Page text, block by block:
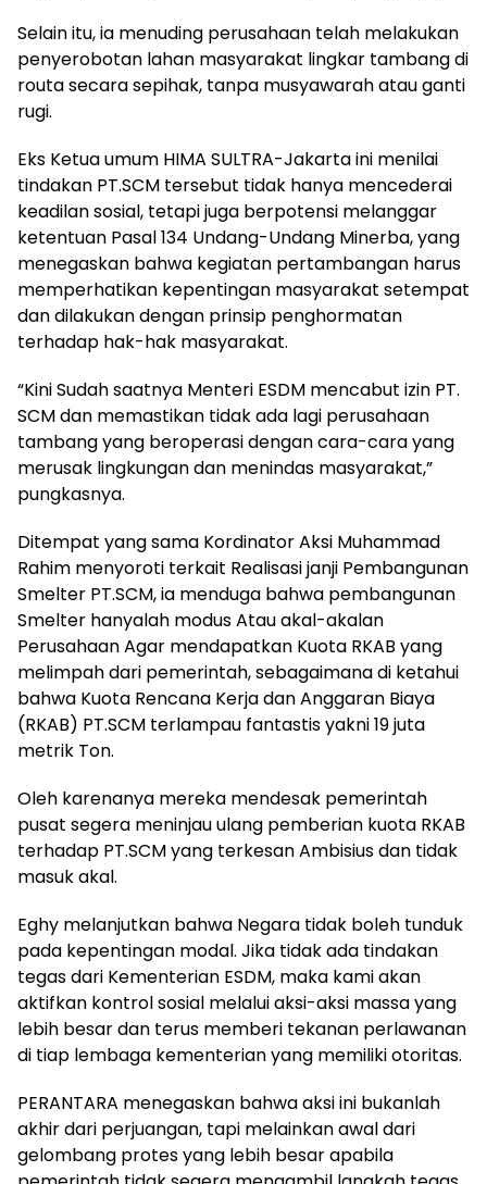
Selain itu, ia menuding perusahaan telah melakukan
penyerobotan lahan masyarakat lingkar tambang di
routa secara sepihak, tanpa musyawarah atau ganti
rugi.
Eks Ketua umum HIMA SULTRA-Jakarta ini menilai
tindakan PT.SCM tersebut tidak hanya mencederai
keadilan sosial, tetapi juga berpotensi melanggar
ketentuan Pasal 134 Undang-Undang Minerba, yang
menegaskan bahwa kegiatan pertambangan harus
memperhatikan kepentingan masyarakat setempat
dan dilakukan dengan prinsip penghormatan
terhadap hak-hak masyarakat.
“Kini Sudah saatnya Menteri ESDM mencabut izin PT.
SCM dan memastikan tidak ada lagi perusahaan
tambang yang beroperasi dengan cara-cara yang
merusak lingkungan dan menindas masyarakat,”
pungkasnya.
Ditempat yang sama Kordinator Aksi Muhammad
Rahim menyoroti terkait Realisasi janji Pembangunan
Smelter PT.SCM, ia menduga bahwa pembangunan
Smelter hanyalah modus Atau akal-akalan
Perusahaan Agar mendapatkan Kuota RKAB yang
melimpah dari pemerintah, sebagaimana di ketahui
bahwa Kuota Rencana Kerja dan Anggaran Biaya
(RKAB) PT.SCM terlampau fantastis yakni 19 juta
metrik Ton.
Oleh karenanya mereka mendesak pemerintah
pusat segera meninjau ulang pemberian kuota RKAB
terhadap PT.SCM yang terkesan Ambisius dan tidak
masuk akal.
Eghy melanjutkan bahwa Negara tidak boleh tunduk
pada kepentingan modal. Jika tidak ada tindakan
tegas dari Kementerian ESDM, maka kami akan
aktifkan kontrol sosial melalui aksi-aksi massa yang
lebih besar dan terus memberi tekanan perlawanan
di tiap lembaga kementerian yang memiliki otoritas.
PERANTARA menegaskan bahwa aksi ini bukanlah
akhir dari perjuangan, tapi melainkan awal dari
gelombang protes yang lebih besar apabila